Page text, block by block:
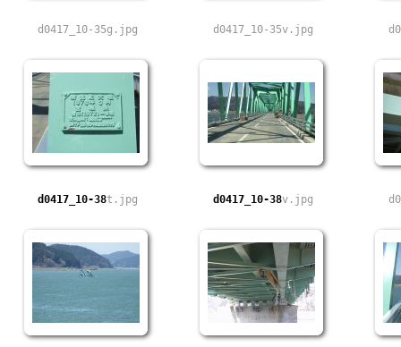
d0417_10-35g.jpg d0417_10-35v.jpg
d0417_10-38t.jpg d0417_10-38v.jpg